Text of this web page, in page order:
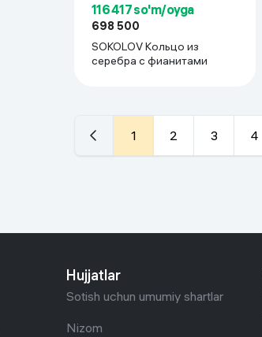
116 417 so'm/oyga
698 500
SOKOLOV Кольцо из
серебра с фианитами
1 2 3 4
Hujjatlar
Sotish uchun umumiy shartlar
Nizom